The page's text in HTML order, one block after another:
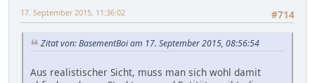
#714
17. September 2015, 11:36:02
Zitat von: BasementBoi am 17. September 2015, 08:56:54
Aus realistischer Sicht, muss man sich wohl damit